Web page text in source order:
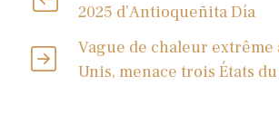
2025 d’Antioqueñita Día
Vague de chaleur extrême
Unis, menace trois États